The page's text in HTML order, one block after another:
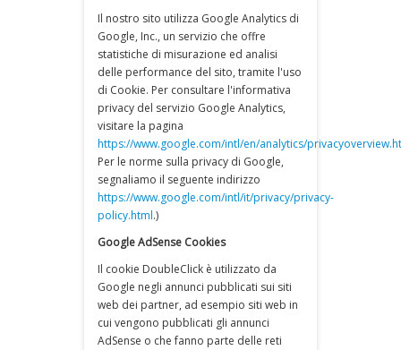
Il nostro sito utilizza Google Analytics di
Google, Inc., un servizio che offre
statistiche di misurazione ed analisi
delle performance del sito, tramite l'uso
di Cookie. Per consultare l'informativa
privacy del servizio Google Analytics,
visitare la pagina
https://www.google.com/intl/en/analytics/
Per le norme sulla privacy di Google,
segnaliamo il seguente indirizzo
https://www.google.com/intl/it/privacy/privacy-
policy.html.)
Google AdSense Cookies
Il cookie DoubleClick è utilizzato da
Google negli annunci pubblicati sui siti
web dei partner, ad esempio siti web in
cui vengono pubblicati gli annunci
AdSense o che fanno parte delle reti